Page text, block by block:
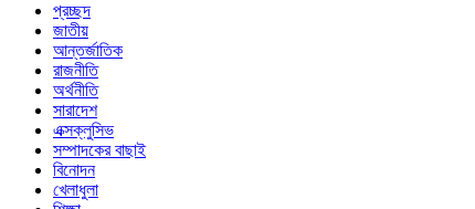
প্রচ্ছদ
জাতীয়
আন্তর্জাতিক
রাজনীতি
অর্থনীতি
সারাদেশ
এক্সক্লুসিভ
সম্পাদকের বাছাই
বিনোদন
খেলাধুলা